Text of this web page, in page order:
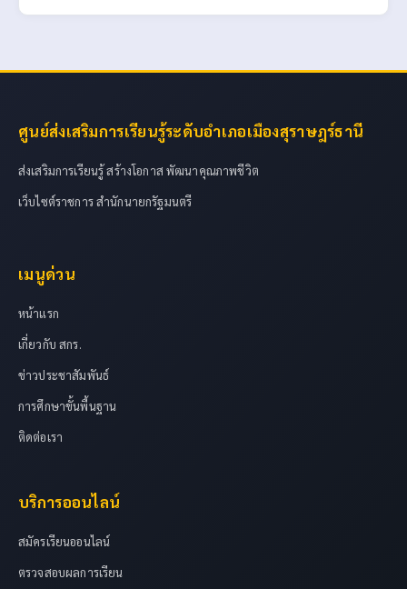
ศูนย์ส่งเสริมการเรียนรู้ระดับอำเภอเมืองสุราษฎร์ธานี
ส่งเสริมการเรียนรู้ สร้างโอกาส พัฒนาคุณภาพชีวิต
เว็บไซต์ราชการ สำนักนายกรัฐมนตรี
เมนูด่วน
หน้าแรก
เกี่ยวกับ สกร.
ข่าวประชาสัมพันธ์
การศึกษาขั้นพื้นฐาน
ติดต่อเรา
บริการออนไลน์
สมัครเรียนออนไลน์
ตรวจสอบผลการเรียน